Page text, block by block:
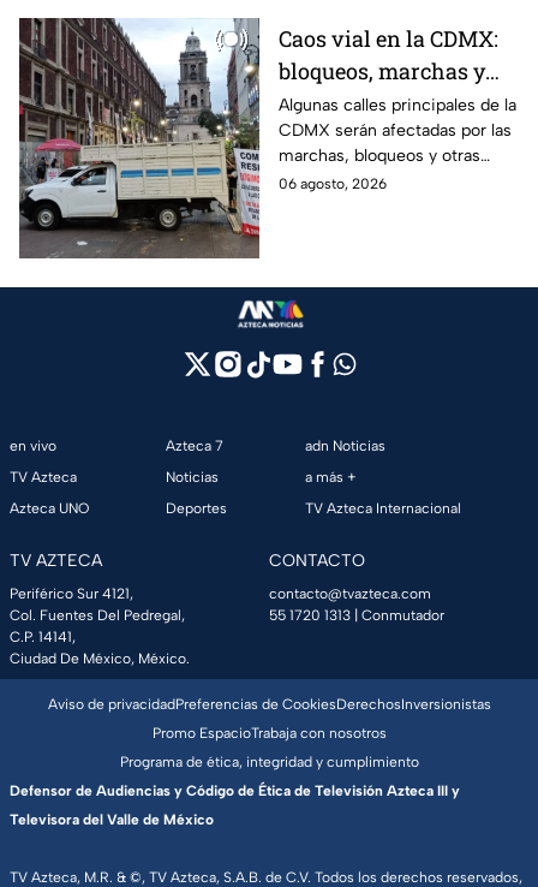
Caos vial en la CDMX:
bloqueos, marchas y
lluvias colapsan varias
avenidas
Algunas calles principales de la
CDMX serán afectadas por las
marchas, bloqueos y otras
protestas de este jueves;
06 agosto, 2026
en vivo
TV Azteca
Azteca UNO
Azteca 7
Noticias
Deportes
adn Noticias
a más +
TV Azteca Internacional
TV AZTECA
Periférico Sur 4121,
Col. Fuentes Del Pedregal,
C.P. 14141,
Ciudad De México, México.
CONTACTO
contacto@tvazteca.com
55 1720 1313 | Conmutador
TV Azteca, M.R. & ©, TV Azteca, S.A.B. de C.V. Todos los derechos reservados,
Aviso de privacidadPreferencias de CookiesDerechosInversionistas
Promo EspacioTrabaja con nosotros
Programa de ética, integridad y cumplimiento
Defensor de Audiencias y Código de Ética de Televisión Azteca III y
Televisora del Valle de México